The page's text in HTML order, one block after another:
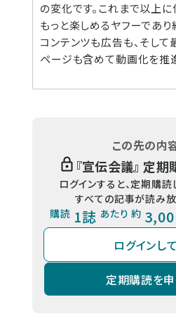
の変化です。これまで以上に
もっと楽しめるヤフーであり
コンテンツも広告も、そして
ページも含めて動画化を推
この先の内
『宣伝会議』 定
ログインすると、定期購読
すべての記事が読み放
購読 1誌 あたり 約
ログインし
定期購読を